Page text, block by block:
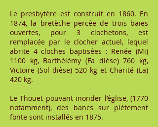
Le presbytère est construit en 1860. En
1874, la bretèche percée de trois baies
ouvertes, pour 3 clochetons, est
remplacée par le clocher actuel, lequel
abrite 4 cloches baptisées : Renée (Mi)
1100 kg, Barthélémy (Fa dièse) 760 kg,
Victoire (Sol dièse) 520 kg et Charité (La)
420 kg.
Le Thouet pouvant inonder l’église, (1770
notamment), des bancs sur piètement
fonte sont installés en 1875.